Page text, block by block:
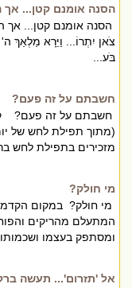
הסנה אומנם קטן... אך
הסנה אומנם קטן...
צֹאן יִתְרוֹ... וַיֵּרָא מַלְאַךְ
בֹּע...
חשבתם על זה פעם?
חשבתם על זה פעם?
(מתוך תפילת לחש של
מזכירים בתפילת לחש
מי חולק?
מי חולק? במקום
המתעלם מהריקים
ומסתפק בעצמו
אל 'תזרום'... תעשה